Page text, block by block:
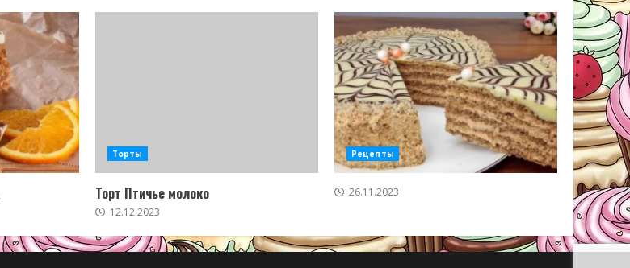
Торты
Торт Птичье молоко
12.12.2023
Рецепты
26.11.2023